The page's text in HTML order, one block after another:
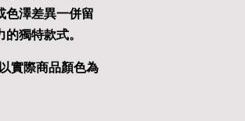
色澤差異一併留
獨特款式。
實際商品顏色為